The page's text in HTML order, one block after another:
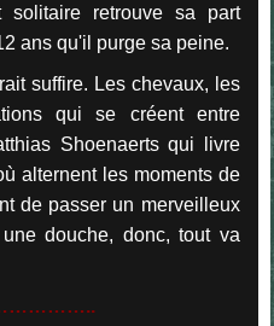
solitaire retrouve sa part
ans qu'il purge sa peine.
suffire. Les chevaux, les
qui se créent entre
Shoenaerts qui livre
alternent les moments de
de passer un merveilleux
douche, donc, tout va